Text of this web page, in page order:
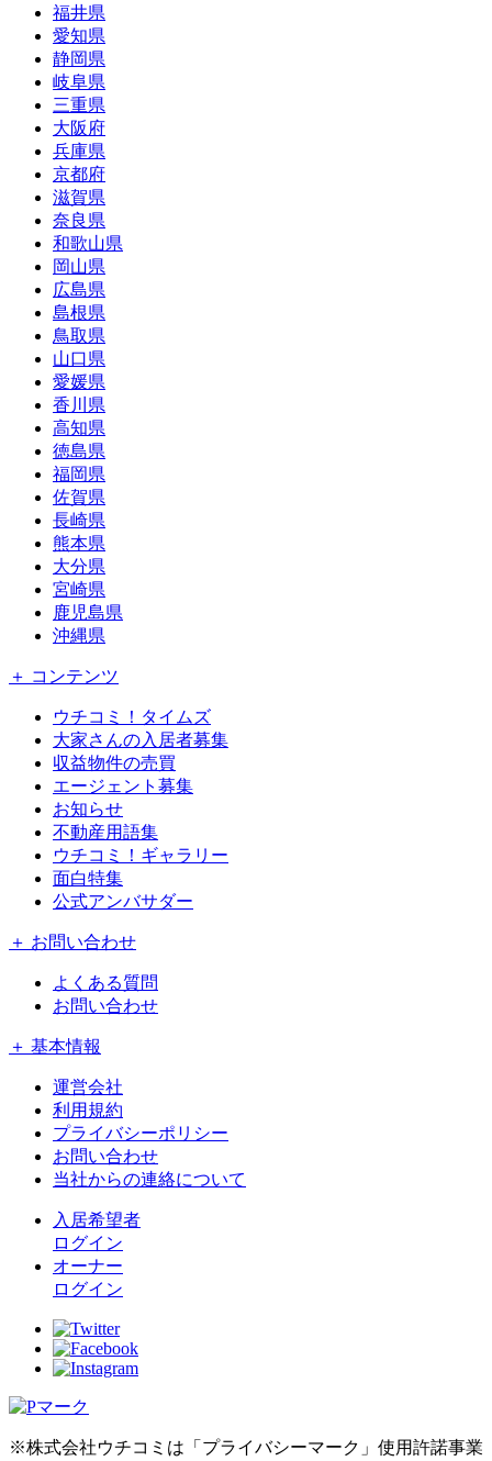
福井県
愛知県
静岡県
岐阜県
三重県
大阪府
兵庫県
京都府
滋賀県
奈良県
和歌山県
岡山県
広島県
島根県
鳥取県
山口県
愛媛県
香川県
高知県
徳島県
福岡県
佐賀県
長崎県
熊本県
大分県
宮崎県
鹿児島県
沖縄県
＋ コンテンツ
ウチコミ！タイムズ
大家さんの入居者募集
収益物件の売買
エージェント募集
お知らせ
不動産用語集
ウチコミ！ギャラリー
面白特集
公式アンバサダー
＋ お問い合わせ
よくある質問
お問い合わせ
＋ 基本情報
運営会社
利用規約
プライバシーポリシー
お問い合わせ
当社からの連絡について
入居希望者
ログイン
オーナー
ログイン
※株式会社ウチコミは「プライバシーマーク」使用許諾事業